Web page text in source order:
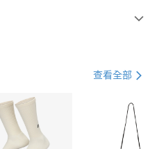
21家銀行
第一商業銀行
查看全部